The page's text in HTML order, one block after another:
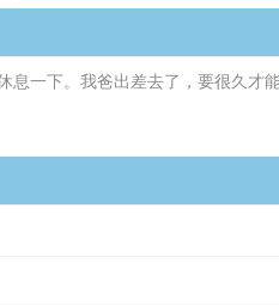
一下。我爸出差去了，要很久才